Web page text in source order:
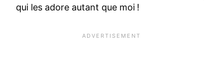
qui les adore autant que moi !